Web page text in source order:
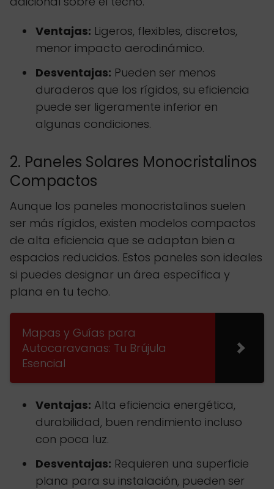
Ventajas: Ligeros, flexibles, discretos,
menor impacto aerodinámico.
Desventajas: Pueden ser menos
duraderos que los rígidos, su eficiencia
puede ser ligeramente inferior en
algunas condiciones.
2. Paneles Solares Monocristalinos
Compactos
Aunque los paneles monocristalinos suelen
ser más rígidos, existen modelos compactos
de alta eficiencia que se adaptan bien a
espacios reducidos. Estos paneles son ideales
si puedes designar un área específica y
plana en tu techo.
Mapas y Guías para
Autocaravanas: Tu Brújula
Esencial
Ventajas: Alta eficiencia energética,
durabilidad, buen rendimiento incluso
con poca luz.
Desventajas: Requieren una superficie
plana para su instalación, pueden ser